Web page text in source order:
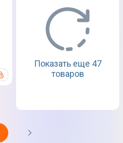
Показать еще 47
товаров